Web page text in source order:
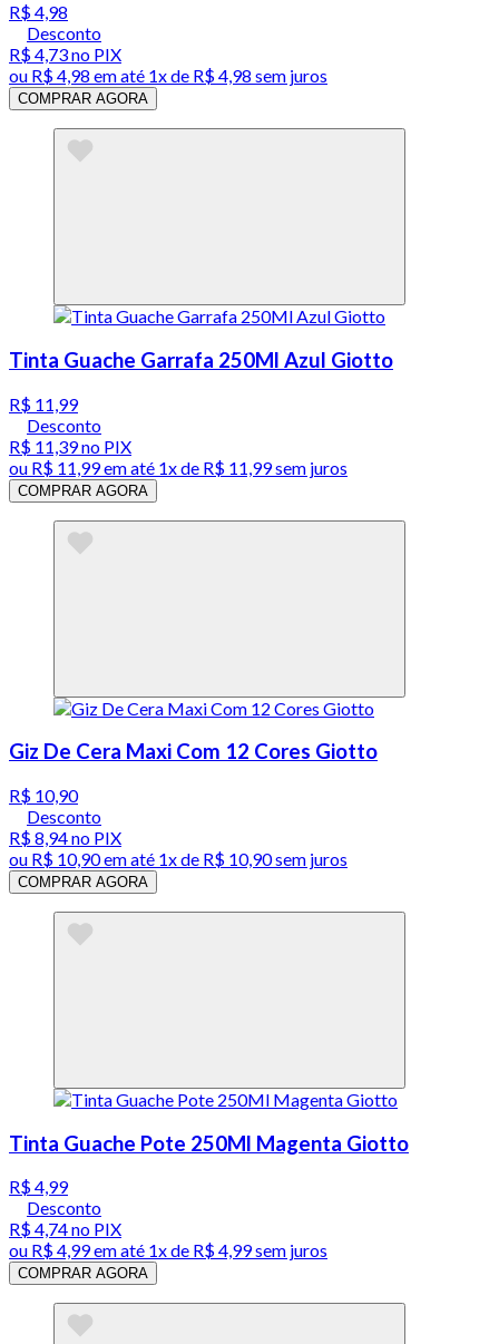
R$ 4,98
Desconto
R$ 4,73no PIX
ou R$ 4,98 em até 1x de R$ 4,98 sem juros
COMPRAR AGORA
Tinta Guache Garrafa 250Ml Azul Giotto
R$ 11,99
Desconto
R$ 11,39no PIX
ou R$ 11,99em até 1x de R$ 11,99sem juros
COMPRAR AGORA
Giz De Cera Maxi Com 12 Cores Giotto
R$ 10,90
Desconto
R$ 8,94no PIX
ou R$ 10,90em até 1x de R$ 10,90sem juros
COMPRAR AGORA
Tinta Guache Pote 250Ml Magenta Giotto
R$ 4,99
Desconto
R$ 4,74no PIX
ou R$ 4,99em até 1x de R$ 4,99sem juros
COMPRAR AGORA